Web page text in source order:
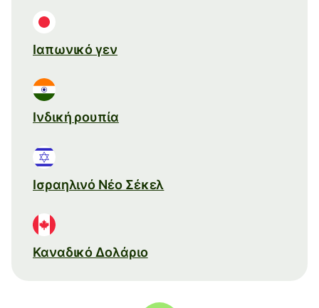
Ιαπωνικό γεν
Ινδική ρουπία
Ισραηλινό Νέο Σέκελ
Καναδικό Δολάριο